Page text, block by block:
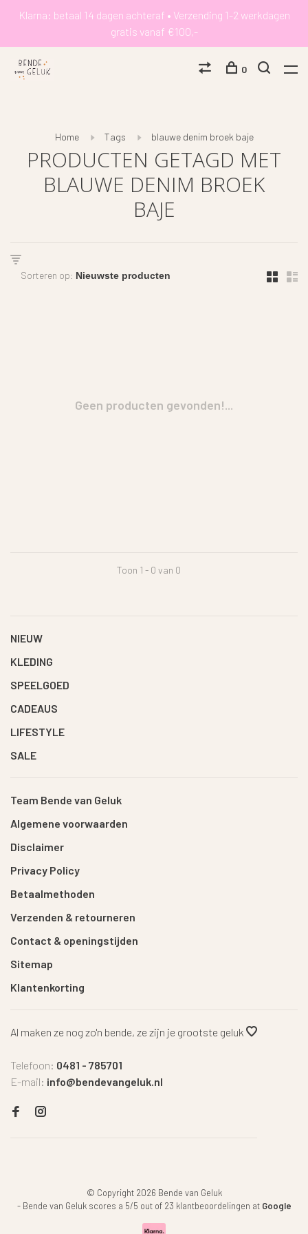
Klarna: betaal 14 dagen achteraf • Verzending 1-2 werkdagen
gratis vanaf €100,-
0
Home Tags blauwe denim broek baje
PRODUCTEN GETAGD MET
BLAUWE DENIM BROEK
BAJE
Sorteren op:
Geen producten gevonden!...
Toon 1 - 0 van 0
NIEUW
KLEDING
SPEELGOED
CADEAUS
LIFESTYLE
SALE
Team Bende van Geluk
Algemene voorwaarden
Disclaimer
Privacy Policy
Betaalmethoden
Verzenden & retourneren
Contact & openingstijden
Sitemap
Klantenkorting
Al maken ze nog zo'n bende, ze zijn je grootste geluk
Telefoon: 0481 - 785701
E-mail: info@bendevangeluk.nl
© Copyright 2026 Bende van Geluk
- Bende van Geluk scores a 5/5 out of 23 klantbeoordelingen at Google